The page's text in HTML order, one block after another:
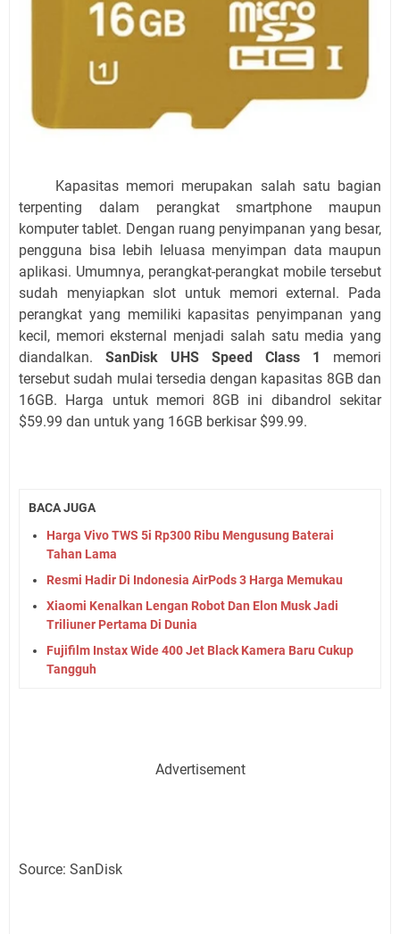
Kapasitas memori merupakan salah satu bagian
terpenting dalam perangkat smartphone maupun
komputer tablet. Dengan ruang penyimpanan yang besar,
pengguna bisa lebih leluasa menyimpan data maupun
aplikasi. Umumnya, perangkat-perangkat mobile tersebut
sudah menyiapkan slot untuk memori external. Pada
perangkat yang memiliki kapasitas penyimpanan yang
kecil, memori eksternal menjadi salah satu media yang
diandalkan. SanDisk UHS Speed Class 1 memori
tersebut sudah mulai tersedia dengan kapasitas 8GB dan
16GB. Harga untuk memori 8GB ini dibandrol sekitar
$59.99 dan untuk yang 16GB berkisar $99.99.
BACA JUGA
Harga Vivo TWS 5i Rp300 Ribu Mengusung Baterai
Tahan Lama
Resmi Hadir Di Indonesia AirPods 3 Harga Memukau
Xiaomi Kenalkan Lengan Robot Dan Elon Musk Jadi
Triliuner Pertama Di Dunia
Fujifilm Instax Wide 400 Jet Black Kamera Baru Cukup
Tangguh
Advertisement
Source: SanDisk